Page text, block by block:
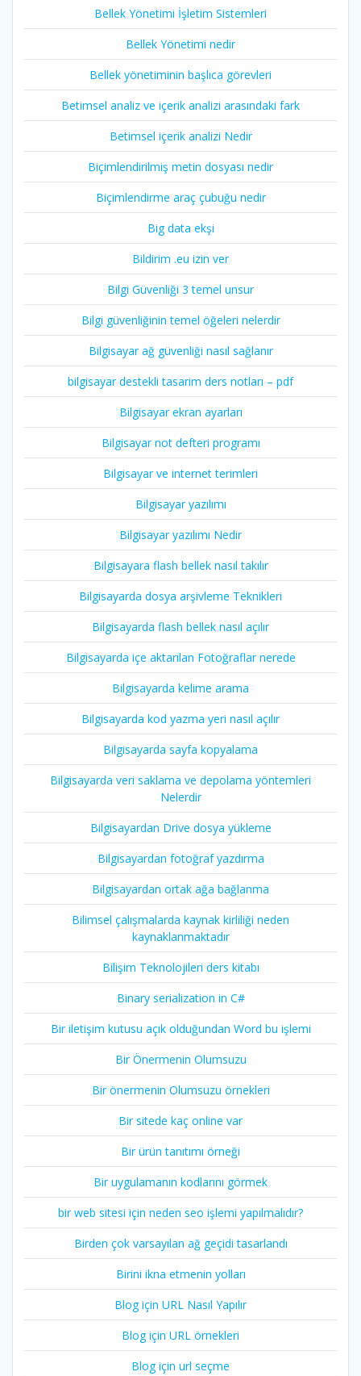
Bellek Yönetimi İşletim Sistemleri
Bellek Yönetimi nedir
Bellek yönetiminin başlıca görevleri
Betimsel analiz ve içerik analizi arasındaki fark
Betimsel içerik analizi Nedir
Biçimlendirilmiş metin dosyası nedir
Biçimlendirme araç çubuğu nedir
Big data ekşi
Bildirim .eu izin ver
Bilgi Güvenliği 3 temel unsur
Bilgi güvenliğinin temel öğeleri nelerdir
Bilgisayar ağ güvenliği nasıl sağlanır
bilgisayar destekli tasarim ders notları – pdf
Bilgisayar ekran ayarları
Bilgisayar not defteri programı
Bilgisayar ve internet terimleri
Bilgisayar yazılımı
Bilgisayar yazılımı Nedir
Bilgisayara flash bellek nasıl takılır
Bilgisayarda dosya arşivleme Teknikleri
Bilgisayarda flash bellek nasıl açılır
Bilgisayarda içe aktarılan Fotoğraflar nerede
Bilgisayarda kelime arama
Bilgisayarda kod yazma yeri nasıl açılır
Bilgisayarda sayfa kopyalama
Bilgisayarda veri saklama ve depolama yöntemleri
Nelerdir
Bilgisayardan Drive dosya yükleme
Bilgisayardan fotoğraf yazdırma
Bilgisayardan ortak ağa bağlanma
Bilimsel çalışmalarda kaynak kirliliği neden
kaynaklanmaktadır
Bilişim Teknolojileri ders kitabı
Binary serialization in C#
Bir iletişim kutusu açık olduğundan Word bu işlemi
Bir Önermenin Olumsuzu
Bir önermenin Olumsuzu örnekleri
Bir sitede kaç online var
Bir ürün tanıtımı örneği
Bir uygulamanın kodlarını görmek
bir web sitesi için neden seo işlemi yapılmalıdır?
Birden çok varsayılan ağ geçidi tasarlandı
Birini ikna etmenin yolları
Blog için URL Nasıl Yapılır
Blog için URL örnekleri
Blog için url seçme